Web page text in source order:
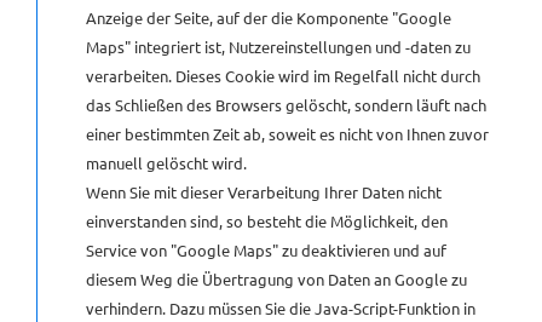
Anzeige der Seite, auf der die Komponente "Google
Maps" integriert ist, Nutzereinstellungen und -daten zu
verarbeiten. Dieses Cookie wird im Regelfall nicht durch
das Schließen des Browsers gelöscht, sondern läuft nach
einer bestimmten Zeit ab, soweit es nicht von Ihnen zuvor
manuell gelöscht wird.
Wenn Sie mit dieser Verarbeitung Ihrer Daten nicht
einverstanden sind, so besteht die Möglichkeit, den
Service von "Google Maps" zu deaktivieren und auf
diesem Weg die Übertragung von Daten an Google zu
verhindern. Dazu müssen Sie die Java-Script-Funktion in